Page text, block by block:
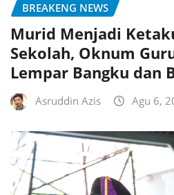
BREAKENG NEWS
Murid Menjadi
Sekolah, Oknum
Lempar Bangku dan
Asruddin Azis Agu 6,